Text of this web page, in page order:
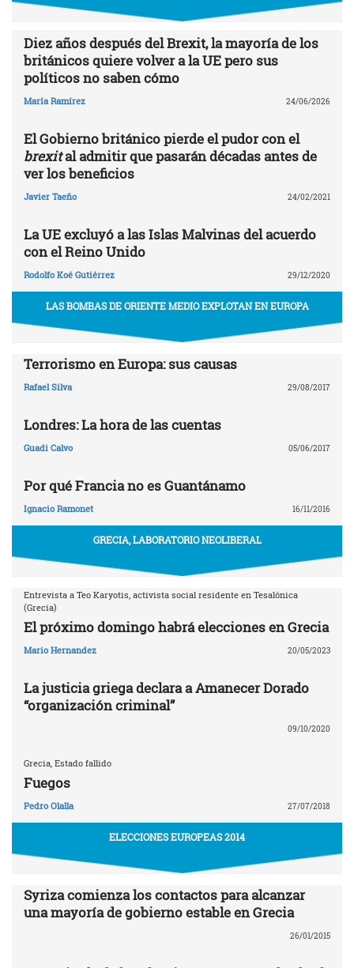
Diez años después del Brexit, la mayoría de los
británicos quiere volver a la UE pero sus
políticos no saben cómo
María Ramírez 24/06/2026
El Gobierno británico pierde el pudor con el
brexital admitir que pasarán décadas antes de
ver los beneficios
Javier Taeño 24/02/2021
La UE excluyó a las Islas Malvinas del acuerdo
con el Reino Unido
Rodolfo Koé Gutiérrez 29/12/2020
LAS BOMBAS DE ORIENTE MEDIO EXPLOTAN EN EUROPA
Terrorismo en Europa: sus causas
Rafael Silva 29/08/2017
Londres: La hora de las cuentas
Guadi Calvo 05/06/2017
Por qué Francia no es Guantánamo
Ignacio Ramonet 16/11/2016
GRECIA, LABORATORIO NEOLIBERAL
Entrevista a Teo Karyotis, activista social residente en Tesalónica
(Grecia)
El próximo domingo habrá elecciones en Grecia
Mario Hernandez 20/05/2023
La justicia griega declara a Amanecer Dorado
“organización criminal”
09/10/2020
Grecia, Estado fallido
Fuegos
Pedro Olalla 27/07/2018
ELECCIONES EUROPEAS 2014
Syriza comienza los contactos para alcanzar
una mayoría de gobierno estable en Grecia
26/01/2015